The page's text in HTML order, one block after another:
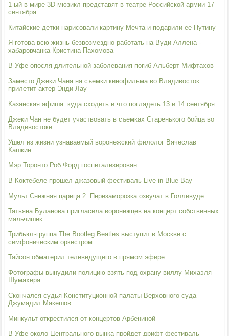
1-ый в мире 3D-мюзикл представят в театре Российской армии 17
сентября
Китайские детки нарисовали картину Мечта и подарили ее Путину
Я готова всю жизнь безвозмездно работать на Вуди Аллена -
хабаровчанка Кристина Пахомова
В Уфе опосля длительной заболевания погиб Альберт Мифтахов
Заместо Джеки Чана на съемки кинофильма во Владивосток
прилетит актер Энди Лау
Казанская афиша: куда сходить и что поглядеть 13 и 14 сентября
Джеки Чан не будет участвовать в съемках Старенького бойца во
Владивостоке
Ушел из жизни узнаваемый воронежский филолог Вячеслав
Кашкин
Мэр Торонто Роб Форд госпитализирован
В Коктебеле прошел джазовый фестиваль Live in Blue Bay
Мульт Снежная царица 2: Перезаморозка озвучат в Голливуде
Татьяна Буланова пригласила воронежцев на концерт собственных
мальчишек
Трибьют-группа The Bootleg Beatles выступит в Москве с
симфоническим оркестром
Тайсон обматерил телеведущего в прямом эфире
Фотографы вынудили полицию взять под охрану виллу Михаэля
Шумахера
Скончался судья Конституционной палаты Верховного суда
Джумадил Макешов
Минкульт открестился от концертов Арбениной
В Уфе около Центрального рынка пройдет дрифт-фестиваль